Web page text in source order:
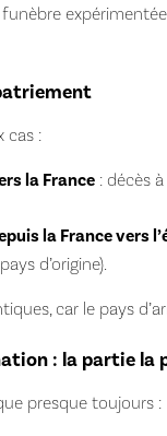
cas :
la France : décès
la France vers
d’origine).
car le pays
: la partie la
presque toujours :